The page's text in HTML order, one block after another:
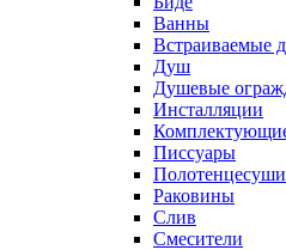
Ванны
Встраиваемые
Душ
Душевые
Инсталляции
Писсуары
Раковины
Слив
Смесители